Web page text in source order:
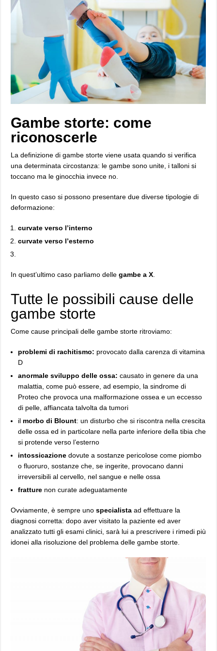
Gambe storte: come
riconoscerle
La definizione di gambe storte viene usata quando si verifica
una determinata circostanza: le gambe sono unite, i talloni si
toccano ma le ginocchia invece no.
In questo caso si possono presentare due diverse tipologie di
deformazione:
curvate verso l’interno
curvate verso l’esterno
In quest’ultimo caso parliamo dellegambe a X.
Tutte le possibili cause delle
gambe storte
Come cause principali delle gambe storte ritroviamo:
problemi di rachitismo: provocato dalla carenza di vitamina
D
anormale sviluppo delle ossa: causato in genere da una
malattia, come può essere, ad esempio, la sindrome di
Proteo che provoca una malformazione ossea e un eccesso
di pelle, affiancata talvolta da tumori
il morbo di Blount: un disturbo che si riscontra nella crescita
delle ossa ed in particolare nella parte inferiore della tibia che
si protende verso l’esterno
intossicazione dovute a sostanze pericolose come piombo
o fluoruro, sostanze che, se ingerite, provocano danni
irreversibili al cervello, nel sangue e nelle ossa
fratture non curate adeguatamente
Ovviamente, è sempre unospecialista ad effettuare la
diagnosi corretta: dopo aver visitato la paziente ed aver
analizzato tutti gli esami clinici, sarà lui a prescrivere i rimedi più
idonei alla risoluzione del problema delle gambe storte.